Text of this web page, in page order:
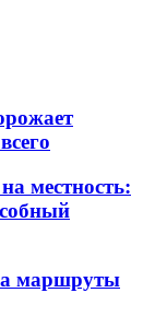
местность:
маршруты